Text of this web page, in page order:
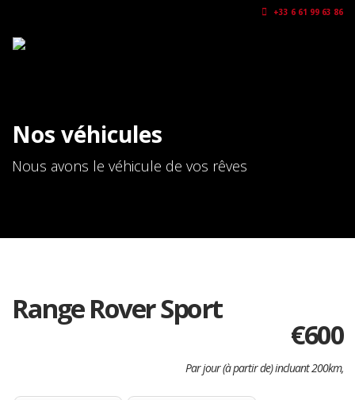
+33 6 61 99 63 86
Nos véhicules
Nous avons le véhicule de vos rêves
Range Rover Sport
€600
Par jour (à partir de) incluant 200km,